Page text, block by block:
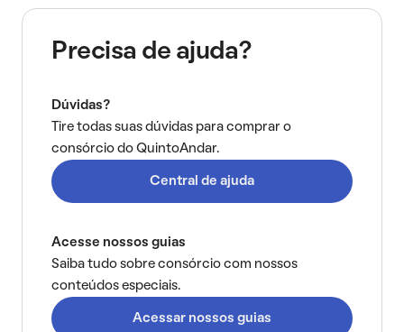
Precisa de ajuda?
Dúvidas?
Tire todas suas dúvidas para comprar o
consórcio do QuintoAndar.
Central de ajuda
Acesse nossos guias
Saiba tudo sobre consórcio com nossos
conteúdos especiais.
Acessar nossos guias